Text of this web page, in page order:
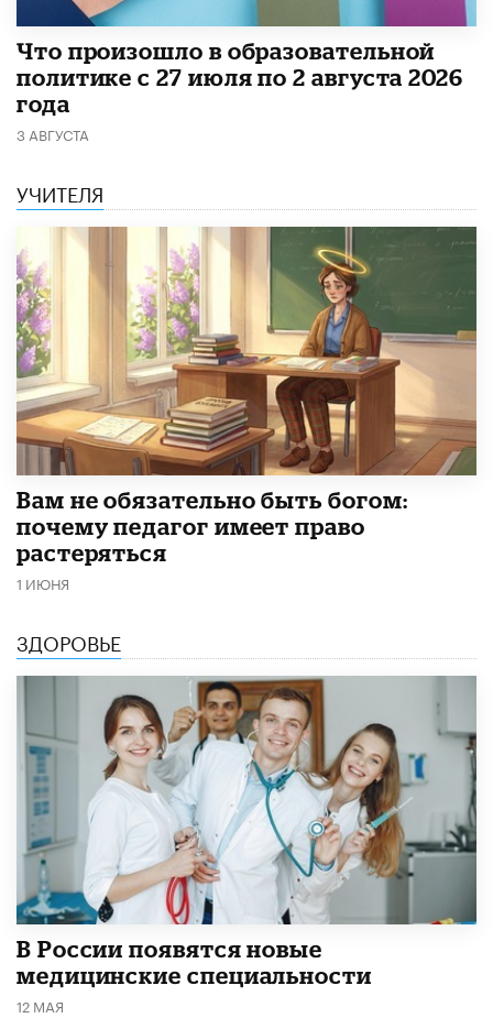
​Что произошло в образовательной
политике с 27 июля по 2 августа 2026
года
3 АВГУСТА
УЧИТЕЛЯ
​Вам не обязательно быть богом:
почему педагог имеет право
растеряться
1 ИЮНЯ
ЗДОРОВЬЕ
В России появятся новые
медицинские специальности
12 МАЯ